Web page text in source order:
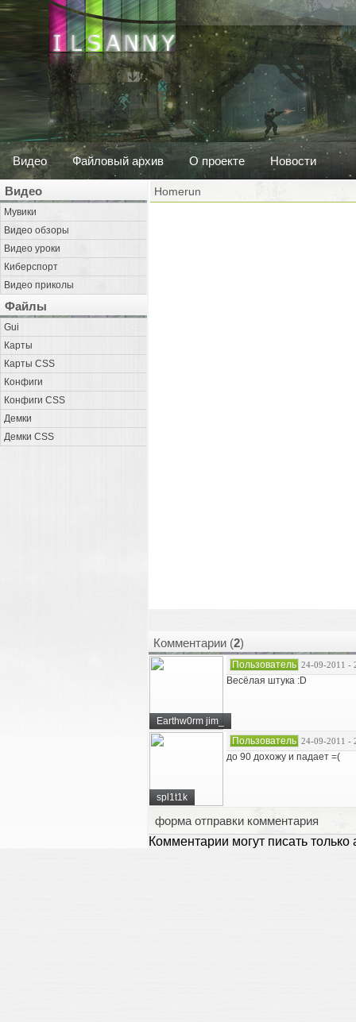
Видео Файловый архив О проекте Новости
Видео
Мувики
Видео обзоры
Видео уроки
Киберспорт
Видео приколы
Файлы
Gui
Карты
Карты CSS
Конфиги
Конфиги CSS
Демки
Демки CSS
Homerun
Комментарии (2)
Earthw0rm jim_
Пользователь 24-09-2011 -
Весёлая штука :D
spl1t1k
Пользователь 24-09-2011 -
до 90 дохожу и падает =(
форма отправки комментария
Комментарии могут писать